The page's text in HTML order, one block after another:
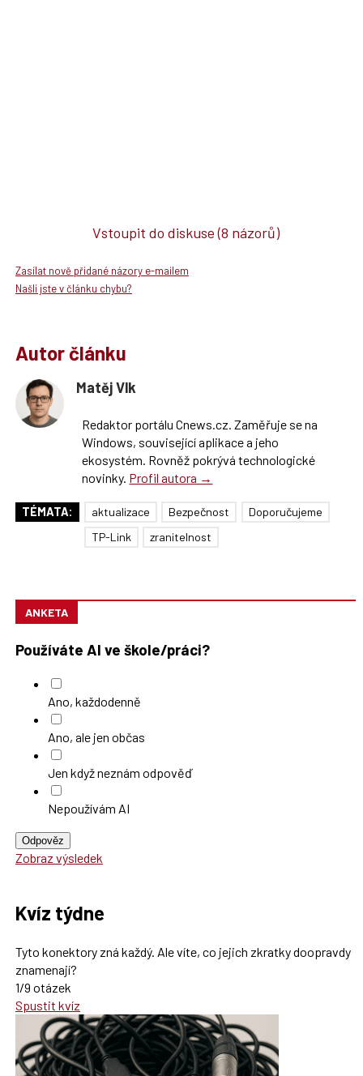
Vstoupit do diskuse(8 názorů)
Zasílat nově přidané názory e-mailem
Našli jste v článku chybu?
Autor článku
Matěj Vlk
Redaktor portálu Cnews.cz. Zaměřuje se na
Windows, související aplikace a jeho
ekosystém. Rovněž pokrývá technologické
novinky. Profil autora →
TÉMATA: aktualizace Bezpečnost
Doporučujeme
TP-Link
zranitelnost
ANKETA
Používáte AI ve škole/práci?
Ano, každodenně
Ano, ale jen občas
Jen když neznám odpověď
Nepoužívám AI
Odpověz
Zobraz výsledek
Kvíz týdne
Tyto konektory zná každý. Ale víte, co jejich zkratky doopravdy
znamenají?
1/9 otázek
Spustit kvíz